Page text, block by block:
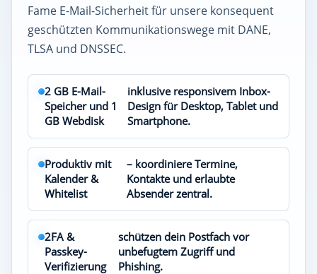
Fame E-Mail-Sicherheit für unsere konsequent
geschützten Kommunikationswege mit DANE,
TLSA und DNSSEC.
2 GB E-Mail-
Speicher und 1
GB Webdisk
inklusive responsivem Inbox-
Design für Desktop, Tablet und
Smartphone.
Produktiv mit
Kalender &
Whitelist
– koordiniere Termine,
Kontakte und erlaubte
Absender zentral.
2FA &
Passkey-
Verifizierung
schützen dein Postfach vor
unbefugtem Zugriff und
Phishing.